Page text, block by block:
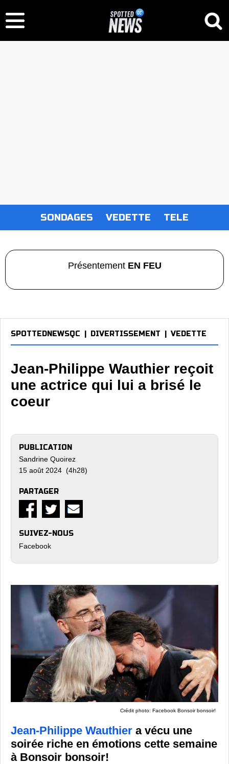
SONDAGES VEDETTE TELE
Présentement EN FEU
SPOTTEDNEWSQC DIVERTISSEMENT VEDETTE
Jean-Philippe Wauthier reçoit
une actrice qui lui a brisé le
coeur
PUBLICATION
Sandrine Quoirez
15 août 2024 (4h28)
PARTAGER
SUIVEZ-NOUS
Facebook
Crédit photo: Facebook Bonsoir bonsoir!
Jean-Philippe Wauthier a vécu une
soirée riche en émotions cette semaine
à Bonsoir bonsoir!